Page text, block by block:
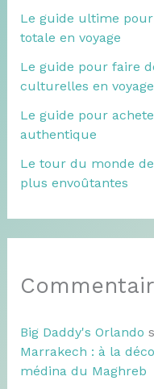
Le guide ultime
totale en voyage
Le guide pour faire
culturelles en voyage
Le guide pour
authentique
Le tour du monde
plus envoûtantes
Big Daddy's Orlando
Marrakech : à la
médina du Maghreb